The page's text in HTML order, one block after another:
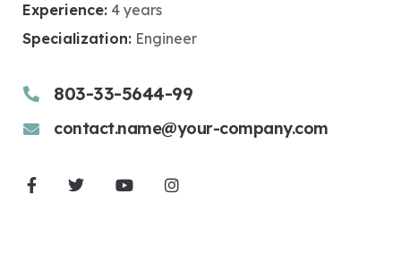
Experience: 4 years
Specialization: Engineer
803-33-5644-99
contact.name@your-company.com